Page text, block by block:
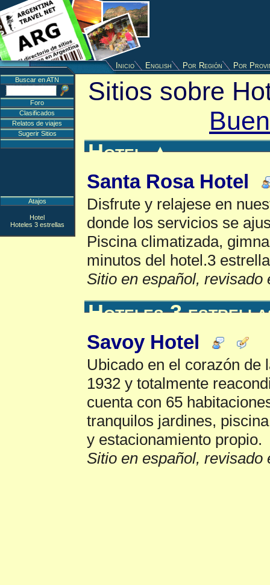
Inicio English Por Región Por
Sitios sobre
Hotel▲
Santa Rosa Hotel
Disfrute y relajese en
donde los servicios se
Piscina climatizada,
minutos del hotel.3
Sitio en español, revisado
Hoteles 3
Savoy Hotel
Ubicado en el corazón de
1932 y totalmente
cuenta con 65
tranquilos jardines,
y estacionamiento propio.
Sitio en español, revisado
Buscar en ATN
Foro
Clasificados
Relatos de viajes
Sugerir Sitios
Atajos
Hotel
Hoteles 3 estrellas